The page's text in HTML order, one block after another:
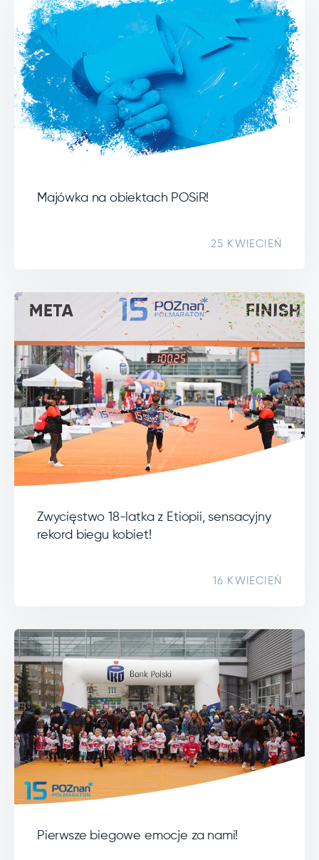
Majówka na obiektach POSiR!
25 KWIECIEŃ
Zwycięstwo 18-latka z Etiopii, sensacyjny
rekord biegu kobiet!
16 KWIECIEŃ
Pierwsze biegowe emocje za nami!